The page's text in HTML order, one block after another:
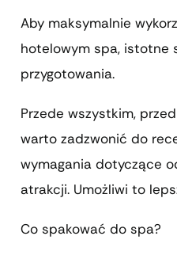
Aby maksymalnie
hotelowym spa, istotne
przygotowania.
Przede wszystkim,
warto zadzwonić do
wymagania dotyczące
atrakcji. Umożliwi to
Co spakować do spa?